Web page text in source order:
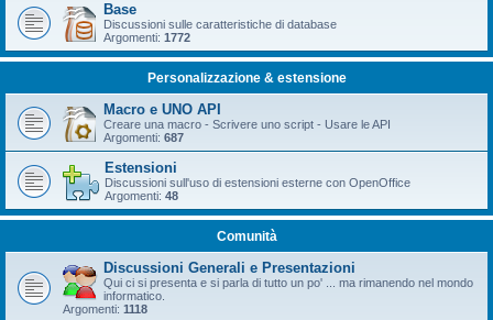
Base
Discussioni sulle caratteristiche di database
Argomenti: 1772
Personalizzazione & estensione
Macro e UNO API
Creare una macro - Scrivere uno script - Usare le API
Argomenti: 687
Estensioni
Discussioni sull'uso di estensioni esterne con OpenOffice
Argomenti: 48
Comunità
Discussioni Generali e Presentazioni
Qui ci si presenta e si parla di tutto un po' ... ma rimanendo nel mondo
informatico.
Argomenti: 1118